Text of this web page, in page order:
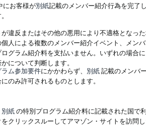
にお客様が別紙記載のメンバー紹介行為を完了
が違反またはその他の悪用により不適格となっ
人による複数のメンバー紹介イベント、メン
グラム紹介料を支払いません。いずれの場合
について判断します。
ム参加要件にかかわらず、 別紙記載のメンバ
のみ許可されるものとします。
別紙の特別プログラム紹介料に記載された国で
クリックスルーしてアマゾン・サイトを訪問